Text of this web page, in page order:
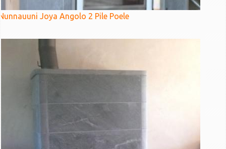
Joya Angolo 2 Pile Poele